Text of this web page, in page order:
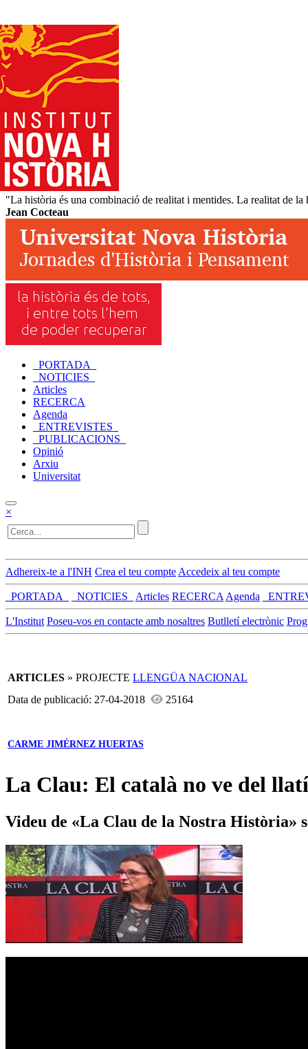
"La història és una combinació de realitat i mentides. La realitat de
Jean Cocteau
_PORTADA_
_NOTICIES_
Articles
RECERCA
Agenda
_ENTREVISTES_
_PUBLICACIONS_
Opinió
Arxiu
Universitat
×
Adhereix-te a l'INH Crea el teu compte Accedeix al teu compte
_PORTADA_ _NOTICIES_ Articles RECERCA Agenda
L'Institut Poseu-vos en contacte amb nosaltres Butlletí electrònic
ARTICLES » PROJECTE LLENGÜA NACIONAL
Data de publicació: 27-04-2018
25164
CARME JIMÉRNEZ HUERTAS
La Clau: El català no ve del llatí
Videu de «La Clau de la Nostra Història»